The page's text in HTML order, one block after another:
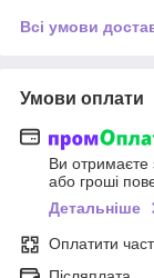
Всі умови
Умови оплати
Ви отримаєте
або гроші
Детальніше
Оплатити